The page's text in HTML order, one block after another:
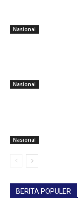
Nasional
Nasional
Nasional
BERITA POPULER